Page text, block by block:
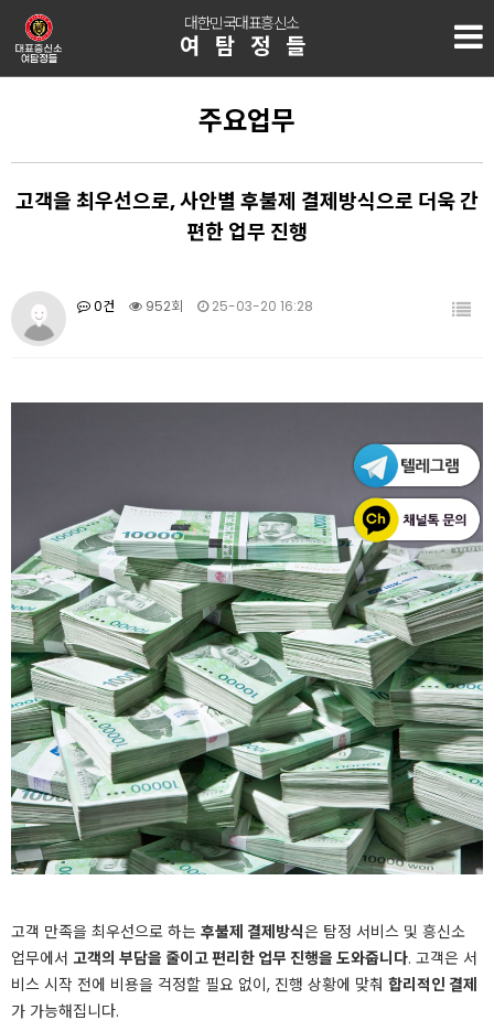
대한민국대표흥신소
여탐정들
주요업무
고객을 최우선으로, 사안별 후불제 결제방식으로 더욱 간
편한 업무 진행
0건 952회 25-03-20 16:28
고객 만족을 최우선으로 하는 후불제 결제방식은 탐정 서비스 및 흥신소
업무에서 고객의 부담을 줄이고 편리한 업무 진행을 도와줍니다. 고객은 서
비스 시작 전에 비용을 걱정할 필요 없이, 진행 상황에 맞춰 합리적인 결제
가 가능해집니다.